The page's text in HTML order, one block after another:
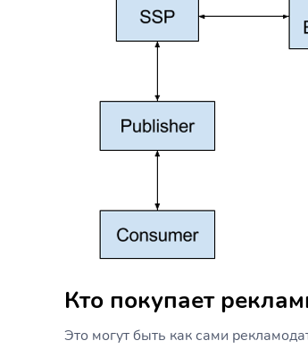
Кто покупает
Это могут быть как сами